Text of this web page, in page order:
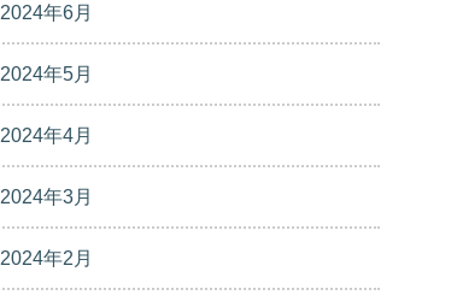
2024年6月
2024年5月
2024年4月
2024年3月
2024年2月